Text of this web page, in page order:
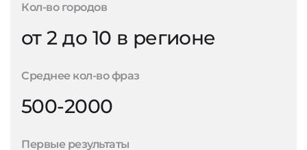
Кол-во городов
от 2 до 10 в регионе
Среднее кол-во фраз
500-2000
Первые результаты